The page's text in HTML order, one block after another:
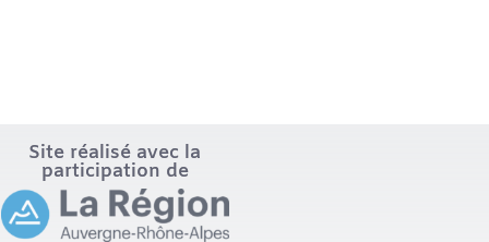
Site réalisé avec la
participation de